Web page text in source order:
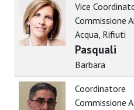
Vice
Commissione
Acqua, Rifiuti
Pasquali
Barbara
Coordinatore
Commissione